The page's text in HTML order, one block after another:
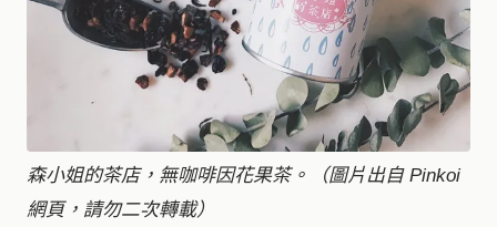
森小姐的茶店，無咖啡因花果茶。（圖片出自 Pinkoi
網頁，請勿二次轉載）